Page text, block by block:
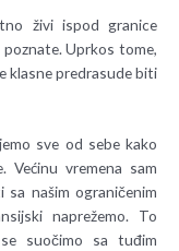
živi ispod granice
Uprkos tome,
klasne predrasude biti
sve od sebe kako
Većinu vremena sam
našim ograničenim
naprežemo. To
suočimo sa tuđim